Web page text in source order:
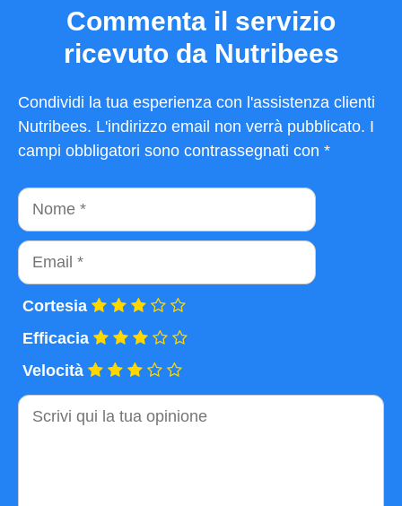
Commenta il servizio
ricevuto da Nutribees
Condividi la tua esperienza con l'assistenza clienti
Nutribees. L'indirizzo email non verrà pubblicato. I
campi obbligatori sono contrassegnati con *
Nome
Email
Cortesia
Efficacia
Velocità
Commento